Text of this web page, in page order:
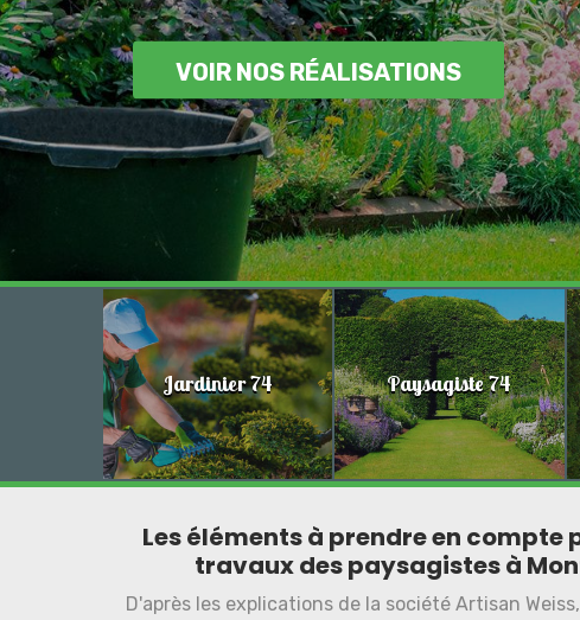
VOIR NOS RÉALISATIONS
Jardinier 74 Paysagiste 74
Les éléments à prendre en
travaux des paysagistes à
D'après les explications de la société Artisan